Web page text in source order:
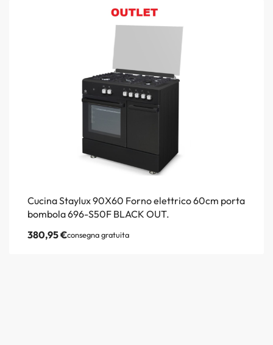
Cucina Staylux 90X60 Forno elettrico 60cm porta
bombola 696-S50F BLACK OUT.
380,95€consegna gratuita